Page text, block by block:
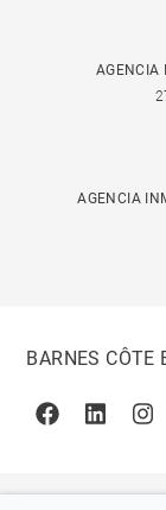
AGENCIA
AGENCIA
BARNES CÔTE
FacebookLinkedin